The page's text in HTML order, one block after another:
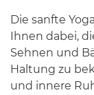
Die sanfte
Ihnen dabei,
Sehnen und
Haltung zu
und innere